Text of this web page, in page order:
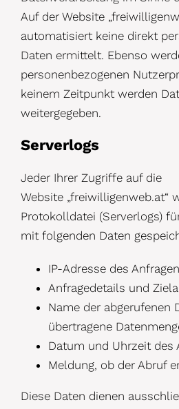
Auf der Website
automatisiert keine direkt
Daten ermittelt. Ebenso
personenbezogenen
keinem Zeitpunkt werden
weitergegeben.
Serverlogs
Jeder Ihrer Zugriffe auf die
Website „freiwilligenweb.at“
Protokolldatei (Serverlogs)
mit folgenden Daten
IP-Adresse des
Anfragedetails und
Name der abgerufenen
übertragene
Datum und Uhrzeit des
Meldung, ob der Abruf
Diese Daten dienen